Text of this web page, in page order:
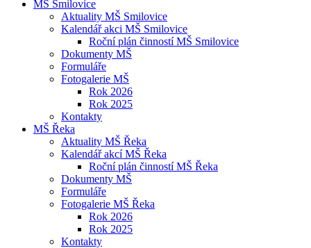
MŠ Smilovice
Aktuality MŠ Smilovice
Kalendář akci MŠ Smilovice
Roční plán činností MŠ Smilovice
Dokumenty MŠ
Formuláře
Fotogalerie MŠ
Rok 2026
Rok 2025
Kontakty
MŠ Řeka
Aktuality MŠ Řeka
Kalendář akcí MŠ Řeka
Roční plán činností MŠ Řeka
Dokumenty MŠ
Formuláře
Fotogalerie MŠ Řeka
Rok 2026
Rok 2025
Kontakty